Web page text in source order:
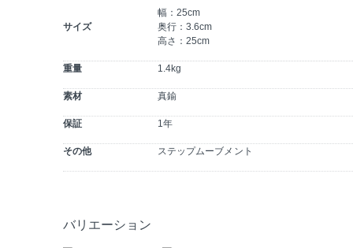
サイズ
幅：25cm
奥行：3.6cm
高さ：25cm
重量 1.4kg
素材 真鍮
保証 1年
その他 ステップムーブメント
バリエーション